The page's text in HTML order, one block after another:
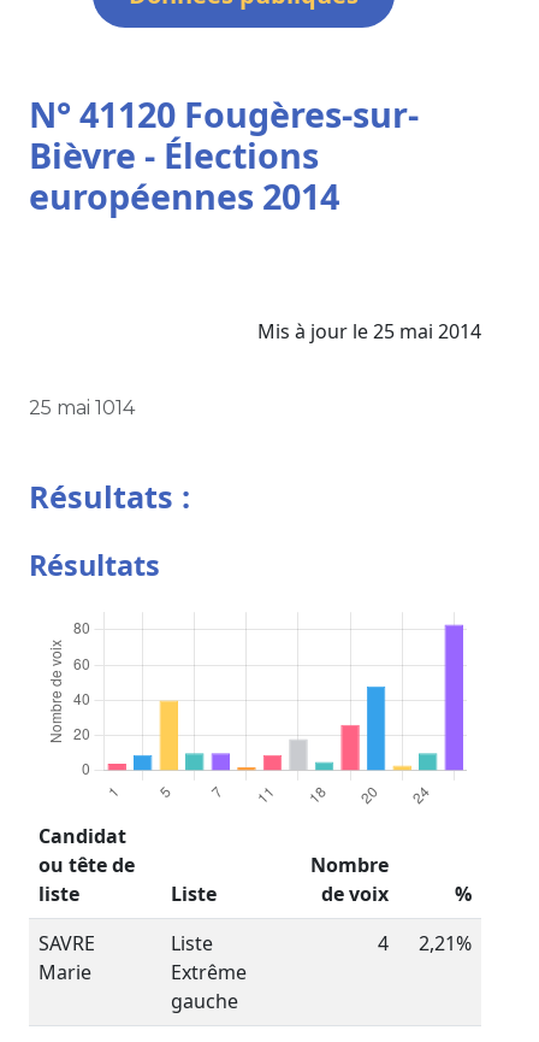
N° 41120 Fougères-sur-
Bièvre - Élections
européennes 2014
Mis à jour le 25 mai 2014
25 mai 1014
Résultats :
Résultats
Candidat
ou tête de
liste
Liste
Nombre
de voix
%
SAVRE
Marie
Liste
Extrême
gauche
4 2,21%